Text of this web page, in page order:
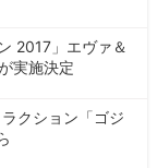
2017」エヴァ＆
実施決定
クション「ゴジ